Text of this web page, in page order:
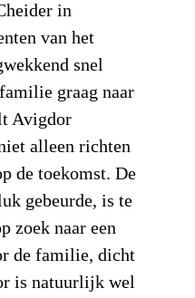
in
van het
snel
graag naar
Avigdor
alleen richten
de toekomst. De
gebeurde, is te
zoek naar een
de familie, dicht
is natuurlijk wel